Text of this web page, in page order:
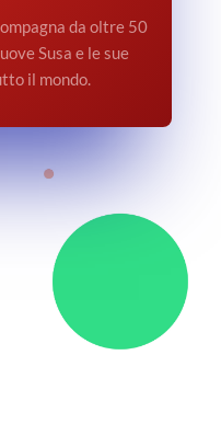
da oltre 50
Susa e le sue
il mondo.